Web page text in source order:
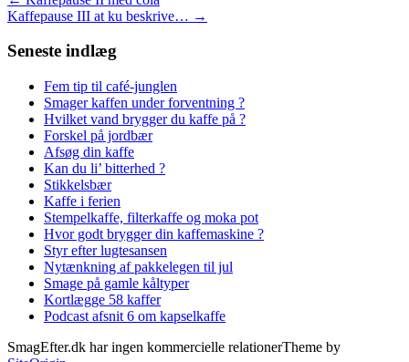
Kaffepause III at ku beskrive… →
Seneste indlæg
Fem tip til café-junglen
Smager kaffen under forventning ?
Hvilket vand brygger du kaffe på ?
Forskel på jordbær
Afsøg din kaffe
Kan du li’ bitterhed ?
Stikkelsbær
Kaffe i ferien
Stempelkaffe, filterkaffe og moka pot
Hvor godt brygger din kaffemaskine ?
Styr efter lugtesansen
Nytænkning af pakkelegen til jul
Smage på gamle kåltyper
Kortlægge 58 kaffer
Podcast afsnit 6 om kapselkaffe
SmagEfter.dk har ingen kommercielle relationerTheme by